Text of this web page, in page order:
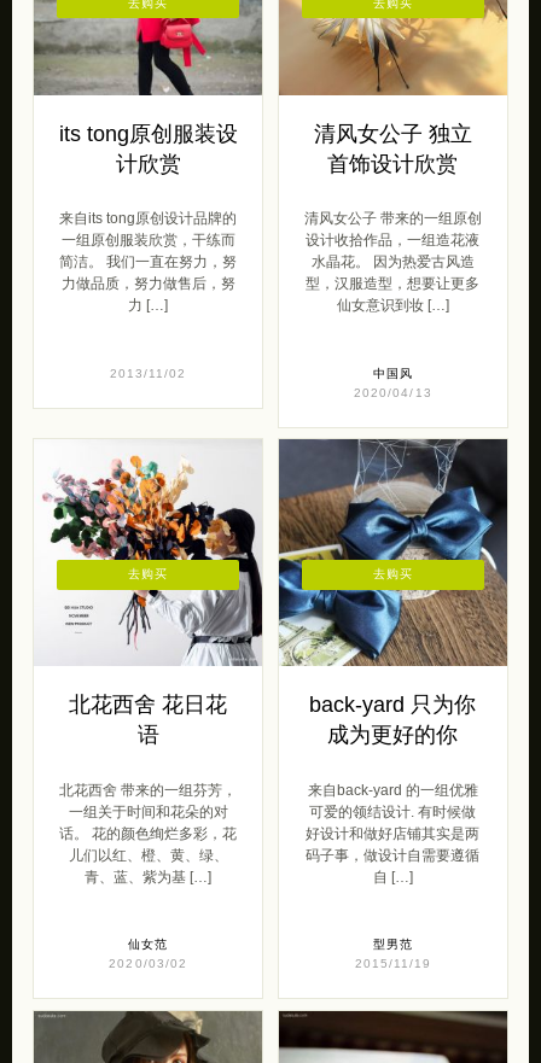
its tong原创服装设
计欣赏
来自its tong原创设计品牌的
一组原创服装欣赏，干练而
简洁。 我们一直在努力，努
力做品质，努力做售后，努
力 […]
2013/11/02
清风女公子 独立
首饰设计欣赏
清风女公子 带来的一组原创
设计收拾作品，一组造花液
水晶花。 因为热爱古风造
型，汉服造型，想要让更多
仙女意识到妆 […]
中国风
2020/04/13
北花西舍 花日花
语
北花西舍 带来的一组芬芳，
一组关于时间和花朵的对
话。 花的颜色绚烂多彩，花
儿们以红、橙、黄、绿、
青、蓝、紫为基 […]
仙女范
2020/03/02
去购买
back-yard 只为你
成为更好的你
来自back-yard 的一组优雅
可爱的领结设计. 有时候做
好设计和做好店铺其实是两
码子事，做设计自需要遵循
自 […]
型男范
2015/11/19
去购买